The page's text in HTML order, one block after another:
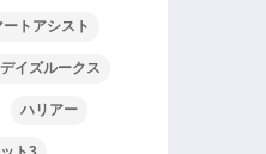
ートアシスト
デイズルークス
ハリアー